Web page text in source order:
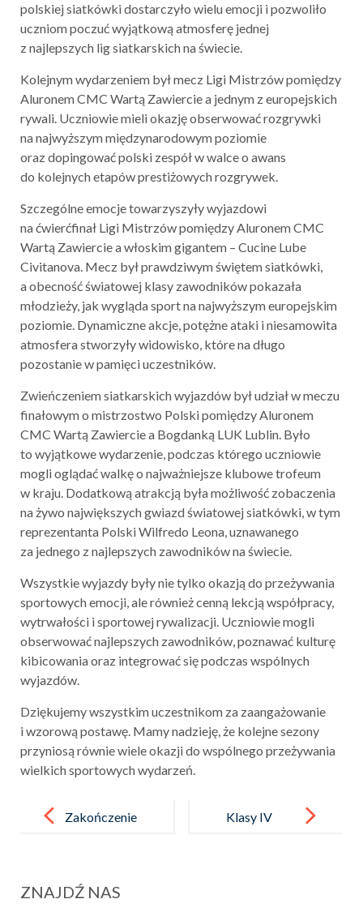
polskiej siatkówki dostarczyło wielu emocji i pozwoliło
uczniom poczuć wyjątkową atmosferę jednej
z najlepszych lig siatkarskich na świecie.
Kolejnym wydarzeniem był mecz Ligi Mistrzów pomiędzy
Aluronem CMC Wartą Zawiercie a jednym z europejskich
rywali. Uczniowie mieli okazję obserwować rozgrywki
na najwyższym międzynarodowym poziomie
oraz dopingować polski zespół w walce o awans
do kolejnych etapów prestiżowych rozgrywek.
Szczególne emocje towarzyszyły wyjazdowi
na ćwierćfinał Ligi Mistrzów pomiędzy Aluronem CMC
Wartą Zawiercie a włoskim gigantem – Cucine Lube
Civitanova. Mecz był prawdziwym świętem siatkówki,
a obecność światowej klasy zawodników pokazała
młodzieży, jak wygląda sport na najwyższym europejskim
poziomie. Dynamiczne akcje, potężne ataki i niesamowita
atmosfera stworzyły widowisko, które na długo
pozostanie w pamięci uczestników.
Zwieńczeniem siatkarskich wyjazdów był udział w meczu
finałowym o mistrzostwo Polski pomiędzy Aluronem
CMC Wartą Zawiercie a Bogdanką LUK Lublin. Było
to wyjątkowe wydarzenie, podczas którego uczniowie
mogli oglądać walkę o najważniejsze klubowe trofeum
w kraju. Dodatkową atrakcją była możliwość zobaczenia
na żywo największych gwiazd światowej siatkówki, w tym
reprezentanta Polski Wilfredo Leona, uznawanego
za jednego z najlepszych zawodników na świecie.
Wszystkie wyjazdy były nie tylko okazją do przeżywania
sportowych emocji, ale również cenną lekcją współpracy,
wytrwałości i sportowej rywalizacji. Uczniowie mogli
obserwować najlepszych zawodników, poznawać kulturę
kibicowania oraz integrować się podczas wspólnych
wyjazdów.
Dziękujemy wszystkim uczestnikom za zaangażowanie
i wzorową postawę. Mamy nadzieję, że kolejne sezony
przyniosą równie wiele okazji do wspólnego przeżywania
wielkich sportowych wydarzeń.
navigationZakończenie
ch” Zakrętki
Klasy IV
ZNAJDŹ NAS